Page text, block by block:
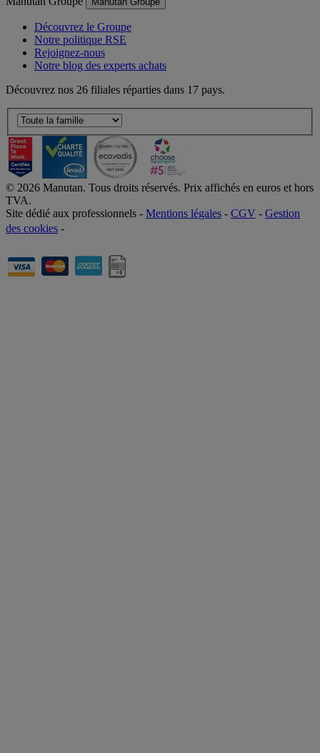
Découvrez le Groupe
Notre politique RSE
Rejoignez-nous
Notre blog des experts achats
Découvrez nos 26 filiales réparties dans 17 pays.
© 2026 Manutan. Tous droits réservés. Prix affichés en euros et hors
TVA.
Site dédié aux professionnels - Mentions légales - CGV - Gestion
des cookies -